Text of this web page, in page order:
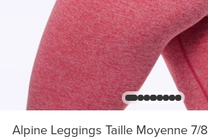
Alpine Leggings Taille Moyenne 7/8